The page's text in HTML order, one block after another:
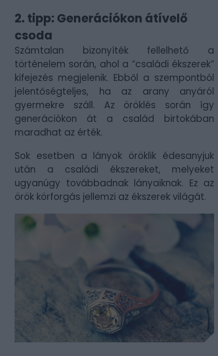
2. tipp: Generációkon átívelő
csoda
Számtalan bizonyíték fellelhető a
történelem során, ahol a “családi ékszerek”
kifejezés megjelenik. Ebből a szempontból
jelentőségteljes, ha az arany anyáról
gyermekre száll. Az öröklés során így
generációkon át a család birtokában
maradhat az érték.
Sok esetben a lányok öröklik édesanyjuk
után a családi ékszereket, melyeket
ugyanúgy továbbadnak lányaiknak. Ez az
örök körforgás jellemzi az ékszerek világát.